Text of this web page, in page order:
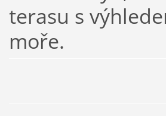
terasu s
moře.